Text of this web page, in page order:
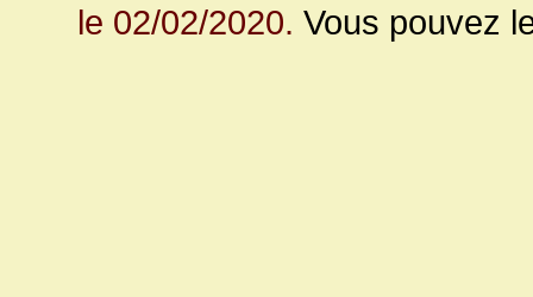
le 02/02/2020. Vous pouvez